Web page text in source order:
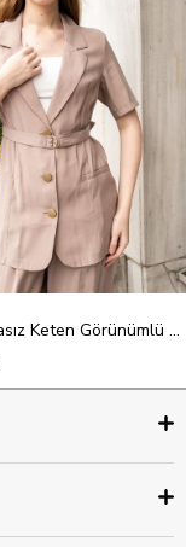
Kadın Likrasız Keten Görünümlü Kumaş Yakalı Flato Cepli Kısa Kol Blazer Ceket-Vizon